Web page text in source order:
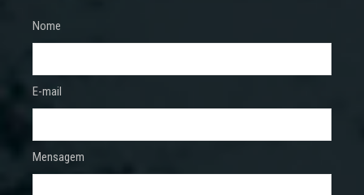
Nome
E-mail
Mensagem